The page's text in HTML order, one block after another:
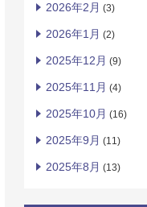
2026年2月 (3)
2026年1月 (2)
2025年12月 (9)
2025年11月 (4)
2025年10月 (16)
2025年9月 (11)
2025年8月 (13)